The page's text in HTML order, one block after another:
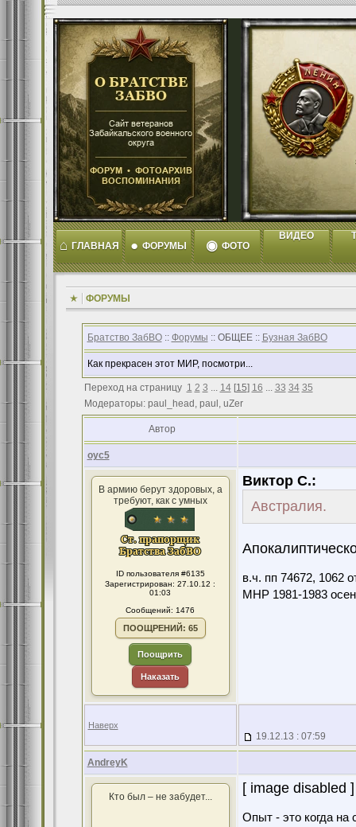
⌂ ГЛАВНАЯ ● ФОРУМЫ ◉ ФОТО
ВИДЕО
ФОРУМЫ
Братство ЗабВО:: Форумы :: ОБЩЕЕ :: Бузная ЗабВО
Как прекрасен этот МИР, посмотри...
Переход на страницу 1 2 3 ... 14[15] 16 ... 33 34 35
Модераторы: paul_head, paul, uZer
Автор
оус5
В армию берут здоровых, а
требуют, как с умных
ID пользователя #6135
Зарегистрирован: 27.10.12 :
01:03
Сообщений: 1476
ПООЩРЕНИЙ: 65
Поощрить
Наказать
Виктор С.:
Австралия.
в.ч. пп 74672, 1062
МНР 1981-1983
Наверх
19.12.13 : 07:59
AndreyK
Кто был – не забудет...
[ image disabled ]
Опыт - это когда на